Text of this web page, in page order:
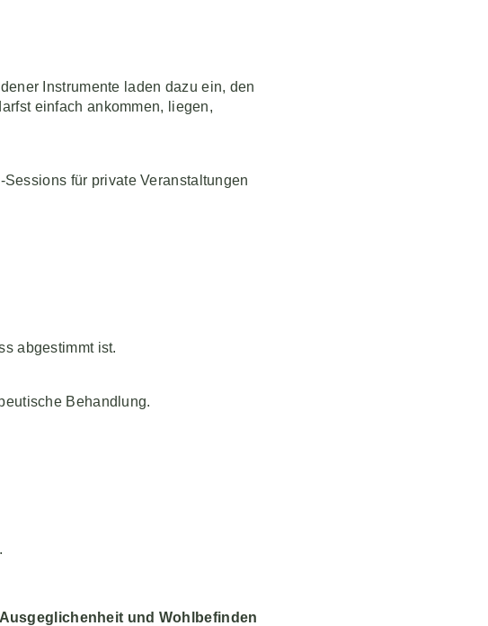
Instrumente laden dazu ein, den
einfach ankommen, liegen,
für private Veranstaltungen
abgestimmt ist.
Behandlung.
und Wohlbefinden